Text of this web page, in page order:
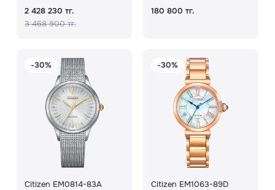
2 428 230 тг.
3 468 900 тг.
180 800 тг.
-30%
Citizen EM0814-83A
-30%
Citizen EM1063-89D